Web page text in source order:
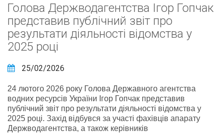
Голова Держводагентства Ігор Гопчак
представив публічний звіт про
результати діяльності відомства у
2025 році
25/02/2026
24 лютого 2026 року Голова Державного агентства
водних ресурсів України Ігор Гопчак представив
публічний звіт про результати діяльності відомства у
2025 році. Захід відбувся за участі фахівців апарату
Держводагентства, а також керівників